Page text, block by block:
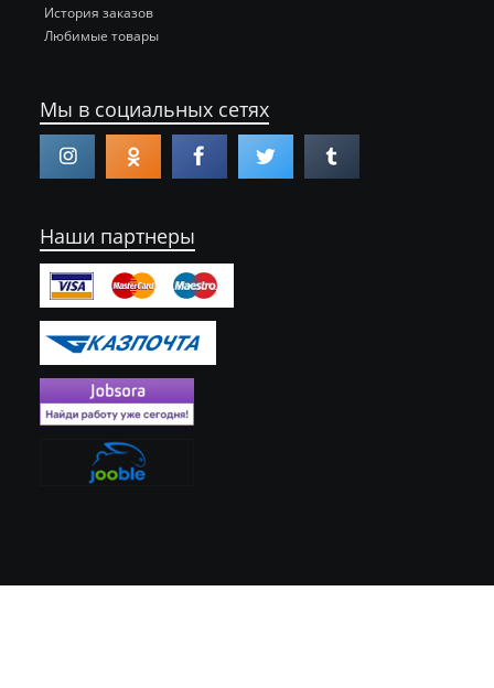
История заказов
Любимые товары
Мы в социальных сетях
Наши партнеры